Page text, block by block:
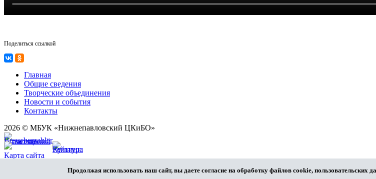
Поделиться ссылкой
Главная
Общие сведения
Творческие объединения
Новости и события
Контакты
2026 © МБУК «Нижнепавловский ЦКиБО»
Карта сайта
Продолжая использовать наш сайт, вы даете согласие на обработку файлов cookie,